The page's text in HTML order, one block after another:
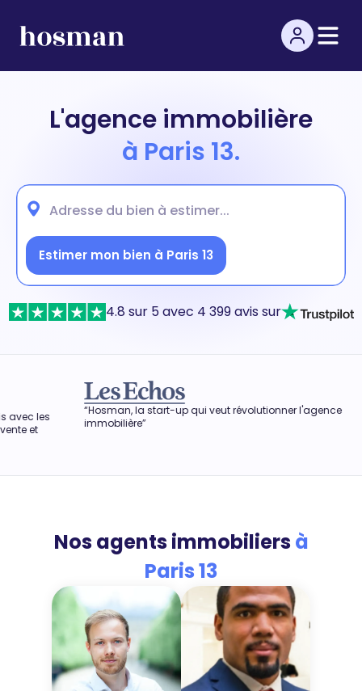
L'agence immobilière
à Paris 13.
Estimer mon bien à Paris 13
4.8 sur 5 avec 4 399 avis sur
la start-up qui veut révolutionner l'agence
“Dans une période
Nos agents immobiliersà
Paris 13